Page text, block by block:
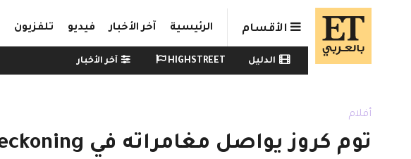
Skip to main content
الأقسام الرئيسية آخر الأخبار فيديو تلفزيون
Watch menu
الدليل HIGHSTREET آخر الأخبار
أفلام
توم كروز يواصل مغامراته في Mission: Impossible - The Final Reckoning